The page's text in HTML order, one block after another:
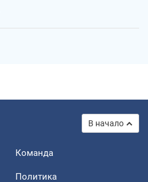
В начало
Команда
Политика